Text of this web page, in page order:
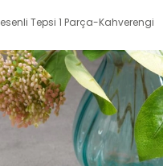
Tepsi 1 Parça-Kahverengi